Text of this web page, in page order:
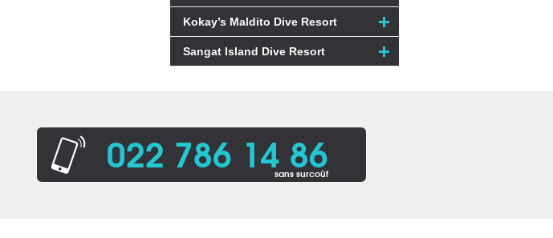
Kokay’s Maldito Dive Resort
Sangat Island Dive Resort
022 786 14 86
sans surcoût